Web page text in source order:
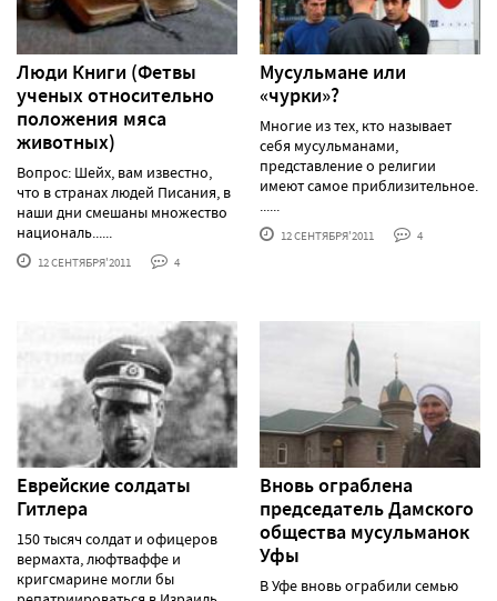
Люди Книги (Фетвы
ученых относительно
положения мяса
животных)
Вопрос: Шейх, вам известно,
что в странах людей Писания, в
наши дни смешаны множество
националь......
12 СЕНТЯБРЯ'2011 4
Мусульмане или
«чурки»?
Многие из тех, кто называет
себя мусульманами,
представление о религии
имеют самое приблизительное.
12 СЕНТЯБРЯ'2011 4
Еврейские солдаты
Гитлера
150 тысяч солдат и офицеров
вермахта, люфтваффе и
кригcмарине могли бы
Вновь ограблена
председатель Дамского
общества мусульманок
Уфы
В Уфе вновь ограбили семью